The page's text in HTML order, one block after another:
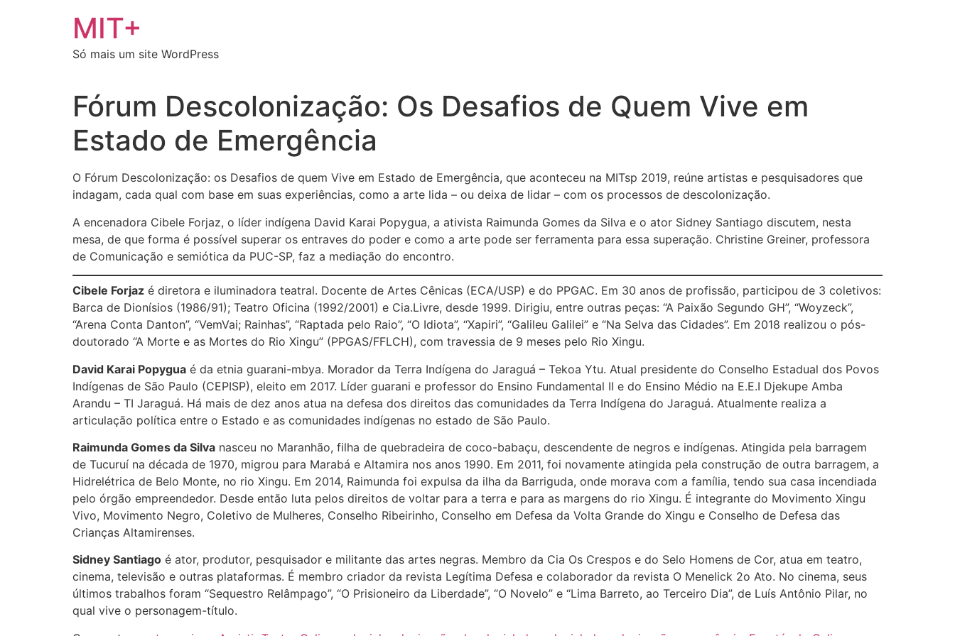
MIT+
Só mais um site WordPress
Fórum Descolonização: Os Desafios de Quem Vive em
Estado de Emergência
O Fórum Descolonização: os Desafios de quem Vive em Estado de Emergência, que aconteceu na MITsp 2019, reúne artistas e pesquisadores que
indagam, cada qual com base em suas experiências, como a arte lida – ou deixa de lidar – com os processos de descolonização.
A encenadora Cibele Forjaz, o líder indígena David Karai Popygua, a ativista Raimunda Gomes da Silva e o ator Sidney Santiago discutem, nesta
mesa, de que forma é possível superar os entraves do poder e como a arte pode ser ferramenta para essa superação. Christine Greiner, professora
de Comunicação e semiótica da PUC-SP, faz a mediação do encontro.
Cibele Forjaz é diretora e iluminadora teatral. Docente de Artes Cênicas (ECA/USP) e do PPGAC. Em 30 anos de profissão, participou de 3 coletivos:
Barca de Dionísios (1986/91); Teatro Oficina (1992/2001) e Cia.Livre, desde 1999. Dirigiu, entre outras peças: “A Paixão Segundo GH”, “Woyzeck”,
“Arena Conta Danton”, “VemVai; Rainhas”, “Raptada pelo Raio”, “O Idiota”, “Xapiri”, “Galileu Galilei” e “Na Selva das Cidades”. Em 2018 realizou o pós-
doutorado “A Morte e as Mortes do Rio Xingu” (PPGAS/FFLCH), com travessia de 9 meses pelo Rio Xingu.
David Karai Popygua é da etnia guarani-mbya. Morador da Terra Indígena do Jaraguá – Tekoa Ytu. Atual presidente do Conselho Estadual dos Povos
Indígenas de São Paulo (CEPISP), eleito em 2017. Líder guarani e professor do Ensino Fundamental II e do Ensino Médio na E.E.I Djekupe Amba
Arandu – TI Jaraguá. Há mais de dez anos atua na defesa dos direitos das comunidades da Terra Indígena do Jaraguá. Atualmente realiza a
articulação política entre o Estado e as comunidades indígenas no estado de São Paulo.
Raimunda Gomes da Silva nasceu no Maranhão, filha de quebradeira de coco-babaçu, descendente de negros e indígenas. Atingida pela barragem
de Tucuruí na década de 1970, migrou para Marabá e Altamira nos anos 1990. Em 2011, foi novamente atingida pela construção de outra barragem, a
Hidrelétrica de Belo Monte, no rio Xingu. Em 2014, Raimunda foi expulsa da ilha da Barriguda, onde morava com a família, tendo sua casa incendiada
pelo órgão empreendedor. Desde então luta pelos direitos de voltar para a terra e para as margens do rio Xingu. É integrante do Movimento Xingu
Vivo, Movimento Negro, Coletivo de Mulheres, Conselho Ribeirinho, Conselho em Defesa da Volta Grande do Xingu e Conselho de Defesa das
Crianças Altamirenses.
Sidney Santiago é ator, produtor, pesquisador e militante das artes negras. Membro da Cia Os Crespos e do Selo Homens de Cor, atua em teatro,
cinema, televisão e outras plataformas. É membro criador da revista Legítima Defesa e colaborador da revista O Menelick 2o Ato. No cinema, seus
últimos trabalhos foram “Sequestro Relâmpago”, “O Prisioneiro da Liberdade”, “O Novelo” e “Lima Barreto, ao Terceiro Dia”, de Luís Antônio Pilar, no
qual vive o personagem-título.